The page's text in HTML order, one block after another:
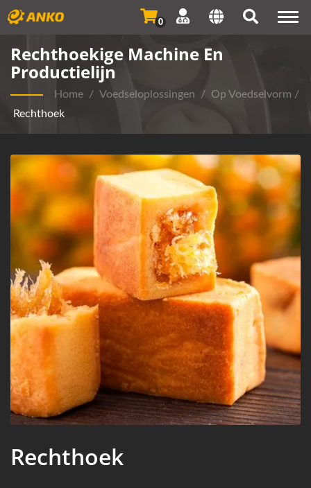
0
Rechthoekige Machine En
Productielijn
Home / Voedseloplossingen / Op Voedselvorm /
Rechthoek
Rechthoek